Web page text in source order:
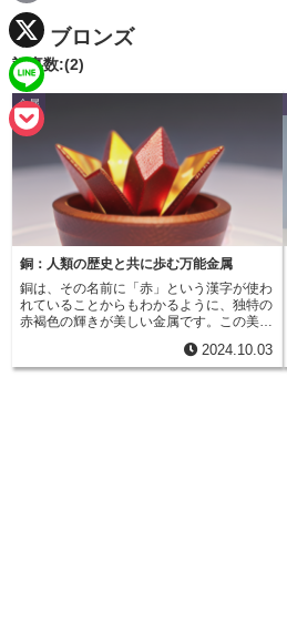
ブロンズ
記事数:(2)
金属
銅：人類の歴史と共に歩む万能金属
銅は、その名前に「赤」という漢字が使わ
れていることからもわかるように、独特の
赤褐色の輝きが美しい金属です。この美し
波長を吸収するためです。銅は、金や銀と
同じく、光沢を持ち、磨けば鏡のように周
2024.10.03
a
c
e
b
E
m
a
i
l
X
L
n